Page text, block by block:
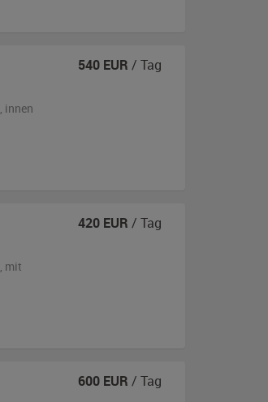
, innen
540 EUR / Tag
, mit
420 EUR / Tag
600 EUR / Tag